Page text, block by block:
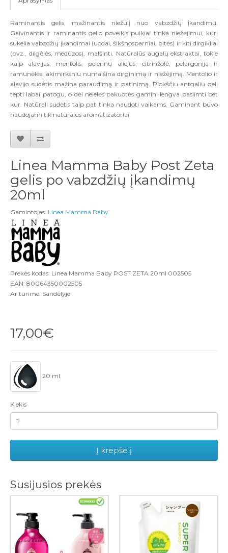
Raminantis gelis, mažinantis niežulį nuo vabzdžių įkandimų.
Gaivinantis ir raminantis gelio poveikis puikiai tinka niežėjimui, kurį
sukelia vabzdžių įkandimai (uodai, šikšnosparniai, bitės) ir kiti dirgikliai
(pvz., dilgėlės, medūzos), malšinti. Natūralūs augalų ekstraktai, tokie
kaip alavijas, mentolis, pelerinų aliejus, citrinžolė, pelargonija ir
ramunėlės, akimirksniu numalšina dirginimą ir niežėjimą. Mentolio ir
alavijo sudėtis mažina paraudimą ir patinimą. Plokščiu antgaliu gelį
tepti labai patogu, o dėl neielės pakuotės gaminį lengva pasiimti bet
kur. Natūrali sudėtis taip pat tinka naudoti vaikams. Gaminant buvo
naudojami tik natūralūs aromatizatoriai.
Linea Mamma Baby Post Zeta
gelis po vabzdžių įkandimų
20ml
Gamintojas: Linea Mamma Baby
Prekės kodas: Linea Mamma Baby POST ZETA 20ml 002505
EAN: 80064350002505
Ar turime: Sandėlyje
17,00€
20 ml.
Kiekis
Į krepšelį
Susijusios prekės